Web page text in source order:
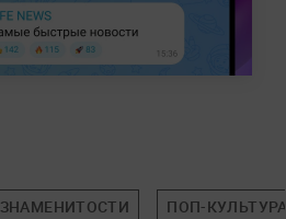
ЗНАМЕНИТОСТИ ПОП-КУЛЬТУРА